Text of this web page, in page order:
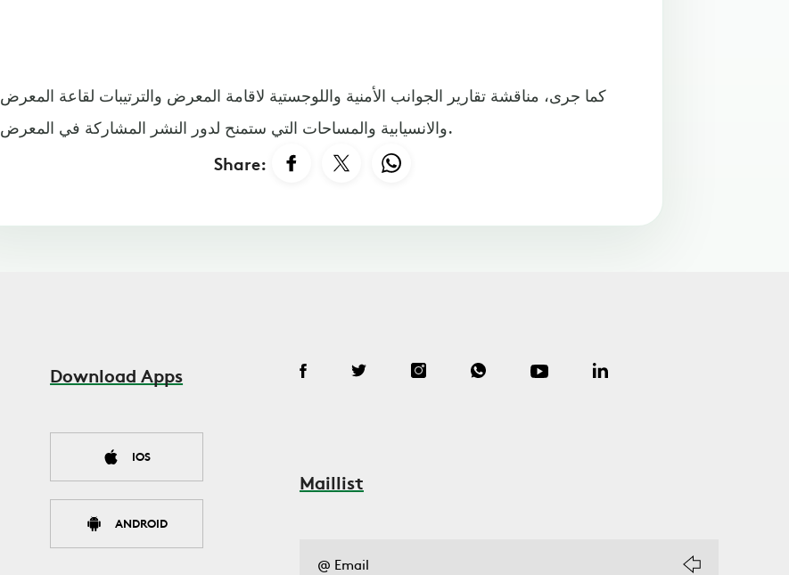
كما جرى، مناقشة تقارير الجوانب الأمنية واللوجستية لاقامة المعرض والترتيبات لقاعة المعرض
والانسيابية والمساحات التي ستمنح لدور النشر المشاركة في المعرض.
Share:
Download Apps
IOS
ANDROID
Maillist